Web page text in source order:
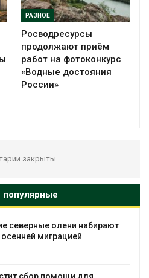
РАЗНОЕ
Росводресурсы
продолжают приём
работ на фотоконкурс
«Водные достояния
России»
закрыты.
северные олени набирают
миграцией